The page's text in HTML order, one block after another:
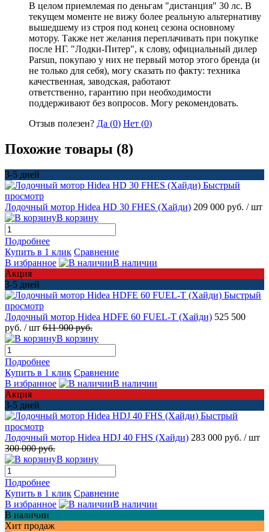
В целом приемлемая по деньгам "дистанция" 30 лс. В
текущем моменте не вижу более реальную альтернативу
вышедшему из строя под конец сезона основному
мотору. Также нет желания переплачивать при покупке
после НГ. "Лодки-Питер", к слову, официальный дилер
Parsun, покупаю у них не первый мотор этого бренда (и
не только для себя), могу сказать по факту: техника
качественная, заводская, работают
ответственно, гарантию при необходимости
поддерживают без вопросов. Могу рекомендовать.
Отзыв полезен? Да (0) Нет (0)
Похожие товары (8)
3-5 дней
Быстрый
просмотр
Лодочный мотор Hidea HD 30 FHES (Хайди) 209 000 руб. / шт
В корзину
Подробнее
Купить в 1 клик Сравнение
В избранное
В наличии
Акция
3-5 дней
Быстрый
просмотр
Лодочный мотор Hidea HDFE 60 FUEL-T (Хайди) 525 500
руб. / шт 611 900 руб.
В корзину
Подробнее
Купить в 1 клик Сравнение
В избранное
В наличии
Акция
3-5 дней
Быстрый
просмотр
Лодочный мотор Hidea HDJ 40 FHS (Хайди) 283 000 руб. / шт
300 000 руб.
В корзину
Подробнее
Купить в 1 клик Сравнение
В избранное
В наличии
В наличии
Хит продаж